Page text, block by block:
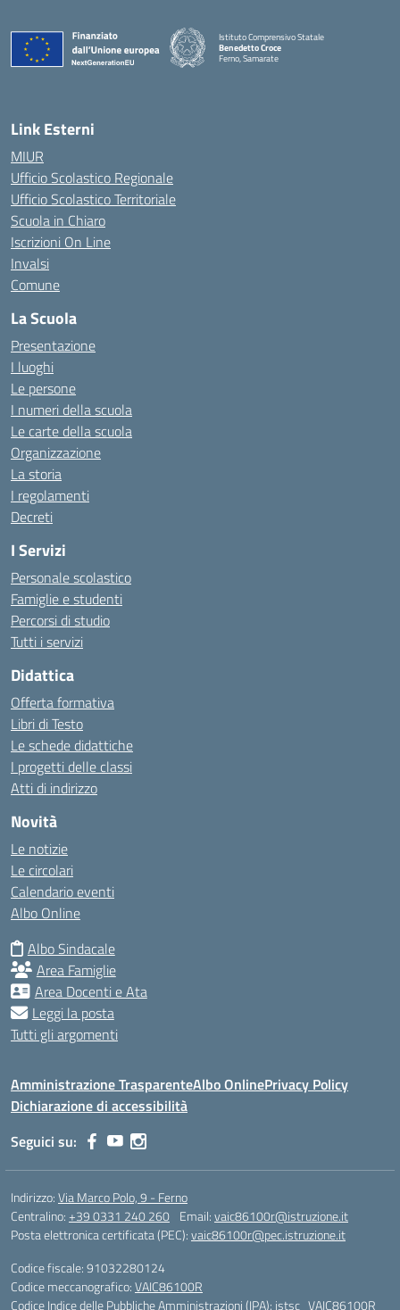
Istituto Comprensivo Statale
Benedetto Croce
Ferno, Samarate
Link Esterni
MIUR
Ufficio Scolastico Regionale
Ufficio Scolastico Territoriale
Scuola in Chiaro
Iscrizioni On Line
Invalsi
Comune
La Scuola
Presentazione
I luoghi
Le persone
I numeri della scuola
Le carte della scuola
Organizzazione
La storia
I regolamenti
Decreti
I Servizi
Personale scolastico
Famiglie e studenti
Percorsi di studio
Tutti i servizi
Didattica
Offerta formativa
Libri di Testo
Le schede didattiche
I progetti delle classi
Atti di indirizzo
Novità
Le notizie
Le circolari
Calendario eventi
Albo Online
Albo Sindacale
Area Famiglie
Area Docenti e Ata
Leggi la posta
Tutti gli argomenti
Amministrazione TrasparenteAlbo OnlinePrivacy Policy
Dichiarazione di accessibilità
Seguici su:
Indirizzo:Via Marco Polo, 9 - Ferno
Centralino:+39 0331 240 260 Email:vaic86100r@istruzione.it
Posta elettronica certificata (PEC):vaic86100r@pec.istruzione.it
Codice fiscale: 91032280124
Codice meccanografico:VAIC86100R
Codice Indice delle Pubbliche Amministrazioni (IPA): istsc_VAIC86100R